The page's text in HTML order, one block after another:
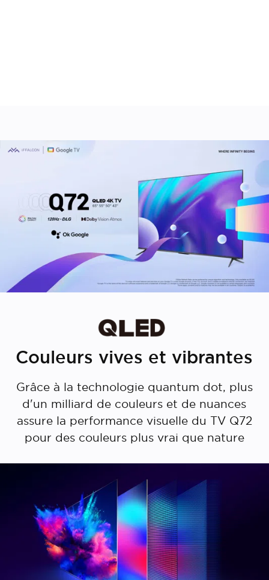
Couleurs vives et vibrantes
Grâce à la technologie quantum dot, plus
d'un milliard de couleurs et de nuances
assure la performance visuelle du TV Q72
pour des couleurs plus vrai que nature